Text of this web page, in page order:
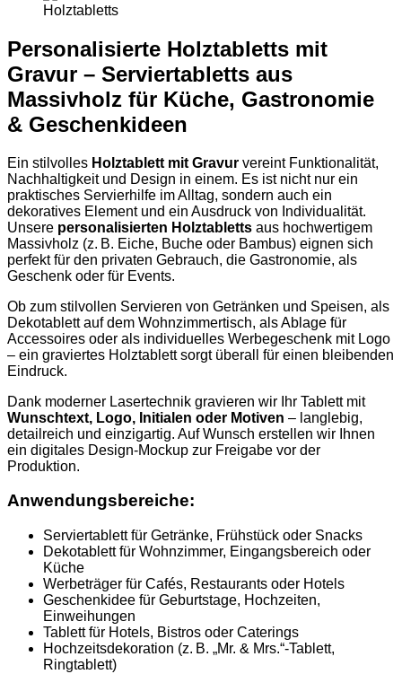
Holztabletts
Personalisierte Holztabletts mit
Gravur – Serviertabletts aus
Massivholz für Küche, Gastronomie
& Geschenkideen
Ein stilvolles Holztablett mit Gravur vereint Funktionalität,
Nachhaltigkeit und Design in einem. Es ist nicht nur ein
praktisches Servierhilfe im Alltag, sondern auch ein
dekoratives Element und ein Ausdruck von Individualität.
Unsere personalisierten Holztabletts aus hochwertigem
Massivholz (z. B. Eiche, Buche oder Bambus) eignen sich
perfekt für den privaten Gebrauch, die Gastronomie, als
Geschenk oder für Events.
Ob zum stilvollen Servieren von Getränken und Speisen, als
Dekotablett auf dem Wohnzimmertisch, als Ablage für
Accessoires oder als individuelles Werbegeschenk mit Logo
– ein graviertes Holztablett sorgt überall für einen bleibenden
Eindruck.
Dank moderner Lasertechnik gravieren wir Ihr Tablett mit
Wunschtext, Logo, Initialen oder Motiven – langlebig,
detailreich und einzigartig. Auf Wunsch erstellen wir Ihnen
ein digitales Design-Mockup zur Freigabe vor der
Produktion.
Anwendungsbereiche:
Serviertablett für Getränke, Frühstück oder Snacks
Dekotablett für Wohnzimmer, Eingangsbereich oder
Küche
Werbeträger für Cafés, Restaurants oder Hotels
Geschenkidee für Geburtstage, Hochzeiten,
Einweihungen
Tablett für Hotels, Bistros oder Caterings
Hochzeitsdekoration (z. B. „Mr. & Mrs.“-Tablett,
Ringtablett)